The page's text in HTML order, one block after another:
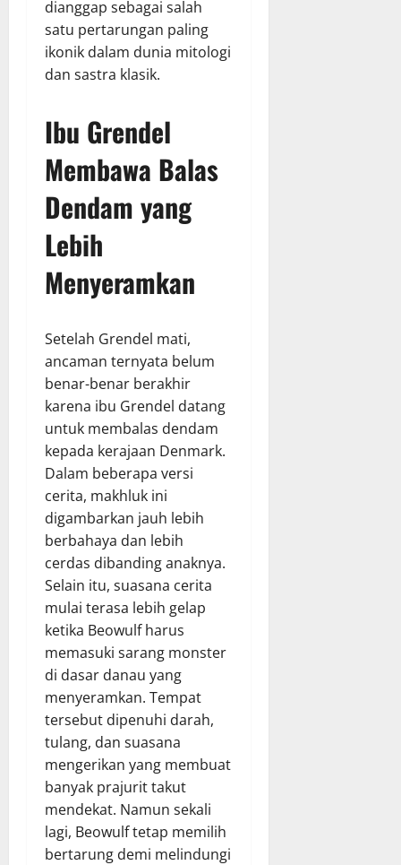
dianggap sebagai salah
satu pertarungan paling
ikonik dalam dunia mitologi
dan sastra klasik.
Ibu Grendel
Membawa Balas
Dendam yang
Lebih
Menyeramkan
Setelah Grendel mati,
ancaman ternyata belum
benar-benar berakhir
karena ibu Grendel datang
untuk membalas dendam
kepada kerajaan Denmark.
Dalam beberapa versi
cerita, makhluk ini
digambarkan jauh lebih
berbahaya dan lebih
cerdas dibanding anaknya.
Selain itu, suasana cerita
mulai terasa lebih gelap
ketika Beowulf harus
memasuki sarang monster
di dasar danau yang
menyeramkan. Tempat
tersebut dipenuhi darah,
tulang, dan suasana
mengerikan yang membuat
banyak prajurit takut
mendekat. Namun sekali
lagi, Beowulf tetap memilih
bertarung demi melindungi